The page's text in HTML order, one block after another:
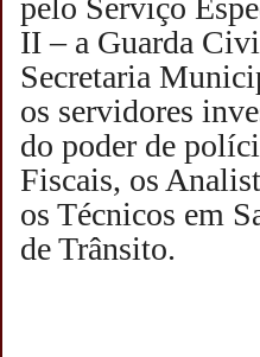
pelo Serviço
II – a Guarda
Secretaria
os servidores
do poder de
Fiscais, os
os Técnicos em
de Trânsito.